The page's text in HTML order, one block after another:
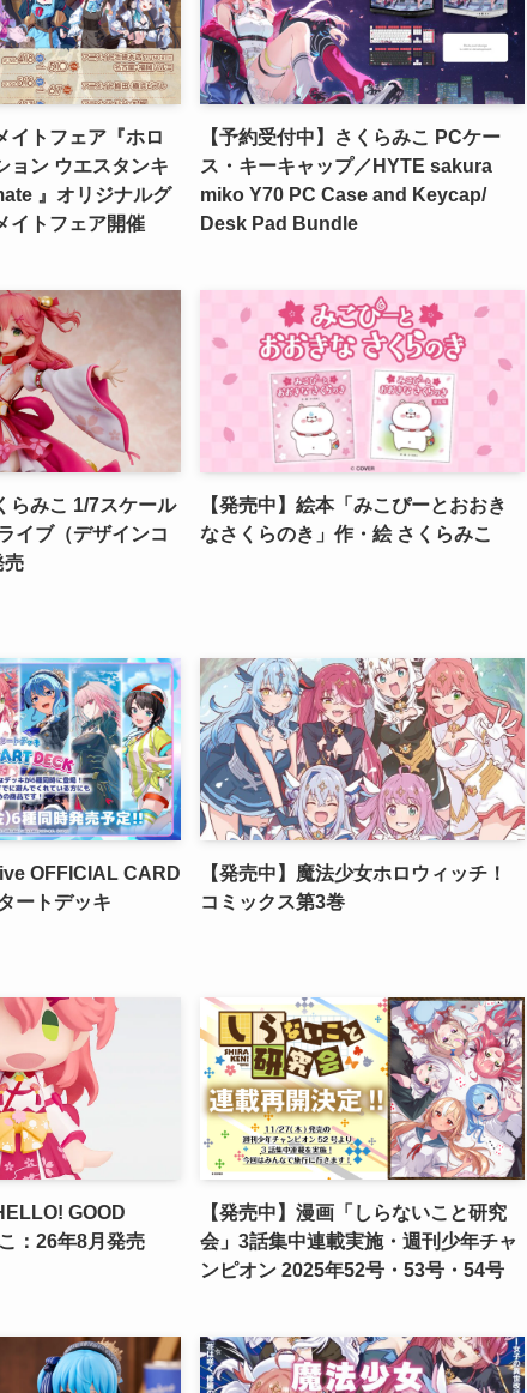
イトフェア『ホロ
ョン ウエスタンキ
』オリジナルグ
イトフェア開催
【予約受付中】さくらみこ PCケー
ス・キーキャップ／HYTE sakura
miko Y70 PC Case and Keycap/
Desk Pad Bundle
らみこ 1/7スケール
イブ（デザインコ
売
【発売中】絵本「みこぴーとおおき
なさくらのき」作・絵 さくらみこ
OFFICIAL CARD
ートデッキ
【発売中】魔法少女ホロウィッチ！
コミックス第3巻
GOOD
：26年8月発売
【発売中】漫画「しらないこと研究
会」3話集中連載実施・週刊少年チャ
ンピオン 2025年52号・53号・54号